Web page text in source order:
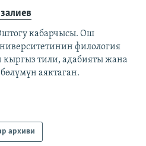
кабарчысы. Ош
филология
кыргыз тили, адабияты жана
аяктаган.
архиви